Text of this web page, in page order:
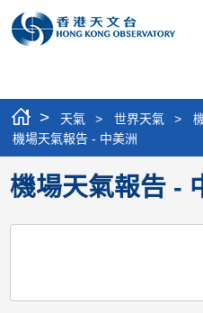
> 天氣 > 世界天氣 >
機場天氣報告 - 中美洲
機場天氣報告 -